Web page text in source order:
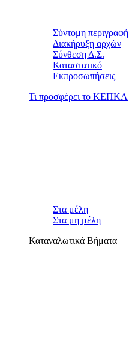
Σύντομη περιγραφή
Διακήρυξη αρχών
Σύνθεση Δ.Σ.
Καταστατικό
Εκπροσωπήσεις
Τι προσφέρει το ΚΕΠΚΑ
Στα μέλη
Στα μη μέλη
Καταναλωτικά Βήματα